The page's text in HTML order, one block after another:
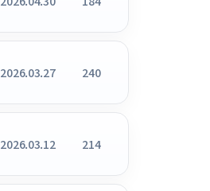
2026.03.27 240
2026.03.12 214